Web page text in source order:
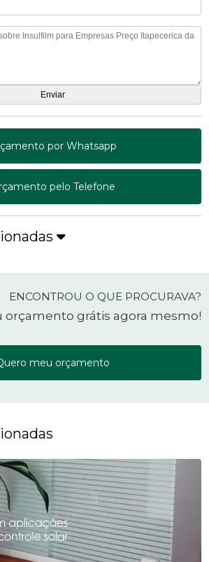
por Whatsapp
pelo Telefone
ENCONTROU O QUE PROCURAVA?
orçamento grátis agora mesmo!
meu orçamento